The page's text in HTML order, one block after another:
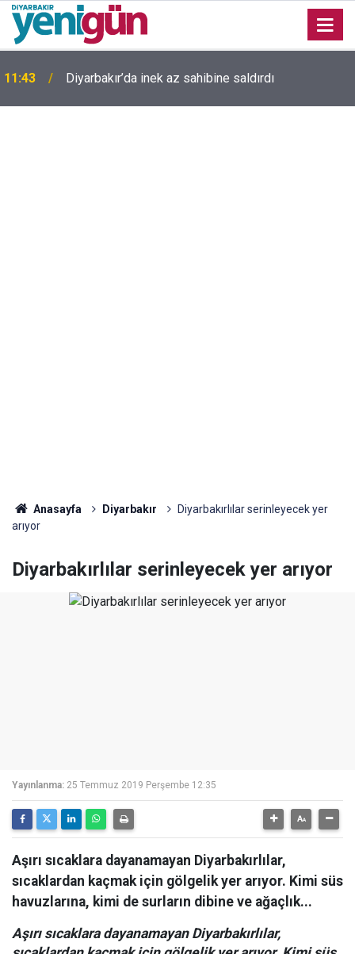
11:43 Diyarbakır’da inek az sahibine saldırdı
Anasayfa Diyarbakır
Diyarbakırlılar serinleyecek yer
arıyor
Diyarbakırlılar serinleyecek yer arıyor
Yayınlanma: 25 Temmuz 2019 Perşembe 12:35
Aşırı sıcaklara dayanamayan Diyarbakırlılar,
sıcaklardan kaçmak için gölgelik yer arıyor. Kimi süs
havuzlarına, kimi de surların dibine ve ağaçlık...
Aşırı sıcaklara dayanamayan Diyarbakırlılar,